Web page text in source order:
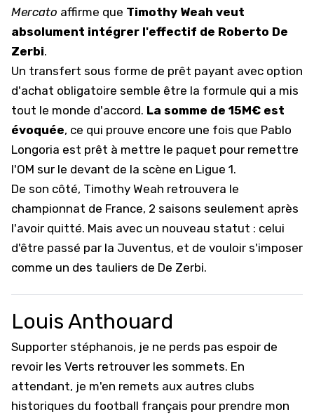
Mercato affirme que Timothy Weah veut
absolument intégrer l'effectif de Roberto De
Zerbi.
Un transfert sous forme de prêt payant avec option
d'achat obligatoire semble être la formule qui a mis
tout le monde d'accord. La somme de 15M€ est
évoquée, ce qui prouve encore une fois que Pablo
Longoria est prêt à mettre le paquet pour remettre
l'OM sur le devant de la scène en Ligue 1.
De son côté, Timothy Weah retrouvera le
championnat de France, 2 saisons seulement après
l'avoir quitté. Mais avec un nouveau statut : celui
d'être passé par la Juventus, et de vouloir s'imposer
comme un des tauliers de De Zerbi.
Louis Anthouard
Supporter stéphanois, je ne perds pas espoir de
revoir les Verts retrouver les sommets. En
attendant, je m'en remets aux autres clubs
historiques du football français pour prendre mon